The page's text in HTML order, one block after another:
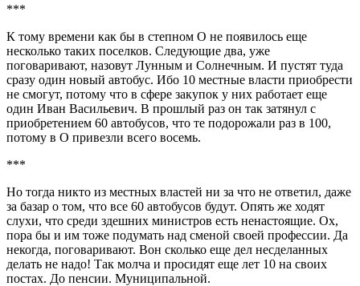
***
К тому времени как бы в степном О не появилось еще
несколько таких поселков. Следующие два, уже
поговаривают, назовут Лунным и Солнечным. И пустят туда
сразу один новый автобус. Ибо 10 местные власти приобрести
не смогут, потому что в сфере закупок у них работает еще
один Иван Васильевич. В прошлый раз он так затянул с
приобретением 60 автобусов, что те подорожали раз в 100,
потому в О привезли всего восемь.
***
Но тогда никто из местных властей ни за что не ответил, даже
за базар о том, что все 60 автобусов будут. Опять же ходят
слухи, что среди здешних министров есть ненастоящие. Ох,
пора бы и им тоже подумать над сменой своей профессии. Да
некогда, поговаривают. Вон сколько еще дел несделанных
делать не надо! Так молча и просидят еще лет 10 на своих
постах. До пенсии. Муниципальной.